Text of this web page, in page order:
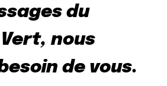
du
nous
de vous.